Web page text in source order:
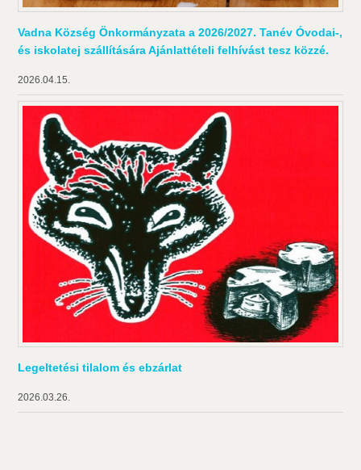
Vadna Község Önkormányzata a 2026/2027. Tanév Óvodai-,
és iskolatej szállítására Ajánlattételi felhívást tesz közzé.
2026.04.15.
Legeltetési tilalom és ebzárlat
2026.03.26.